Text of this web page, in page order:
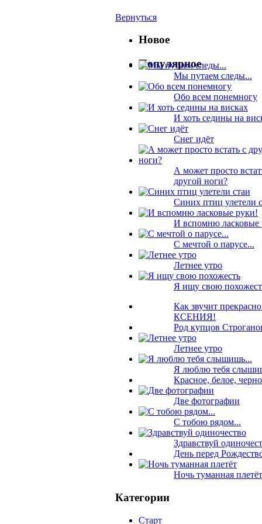
Вернуться
Новое
Популярное
Мы путаем следы...
Обо всем понемногу
И хоть седины на
Снег идёт
А может просто
другой ноги?
Синих птиц улетели
И вспомню ласковые
С мечтой о парусе...
Летнее утро
Я ищу свою
Как звучит
КСЕНИЯ!
Род купцов
Летнее утро
Я люблю тебя
Красное, белое,
Две фотографии
C тобою рядом...
Здравствуй
День перед
Ночь туманная плетёт
Категории
Старт